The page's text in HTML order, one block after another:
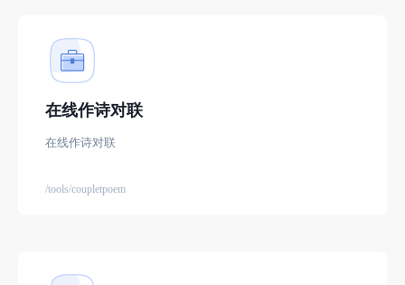
在线作诗对联
在线作诗对联
/tools/coupletpoem